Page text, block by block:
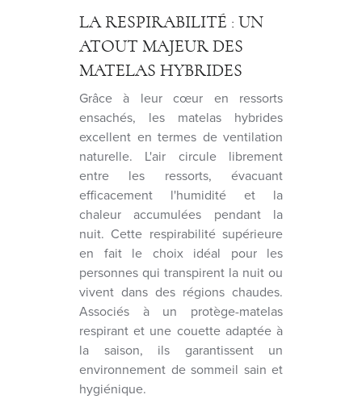
LA RESPIRABILITÉ : UN
ATOUT MAJEUR DES
MATELAS HYBRIDES
Grâce à leur cœur en ressorts
ensachés, les matelas hybrides
excellent en termes de ventilation
naturelle. L'air circule librement
entre les ressorts, évacuant
efficacement l'humidité et la
chaleur accumulées pendant la
nuit. Cette respirabilité supérieure
en fait le choix idéal pour les
personnes qui transpirent la nuit ou
vivent dans des régions chaudes.
Associés à un protège-matelas
respirant et une couette adaptée à
la saison, ils garantissent un
environnement de sommeil sain et
hygiénique.